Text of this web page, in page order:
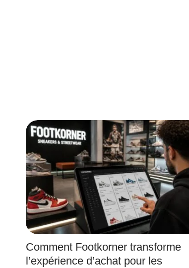
Comment Footkorner transforme
l’expérience d’achat pour les